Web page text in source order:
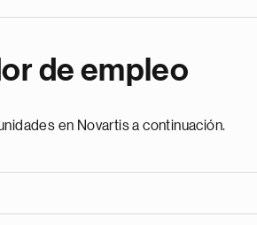
de empleo
en Novartis a continuación.